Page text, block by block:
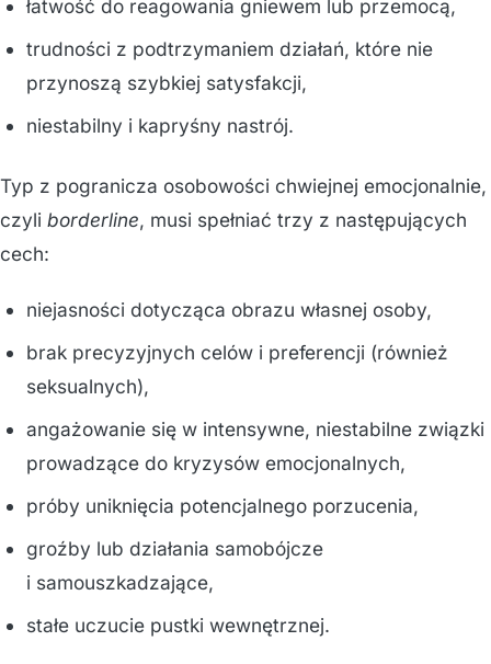
łatwość do reagowania gniewem lub przemocą,
trudności z podtrzymaniem działań, które nie
przynoszą szybkiej satysfakcji,
niestabilny i kapryśny nastrój.
Typ z pogranicza osobowości chwiejnej emocjonalnie,
czyli borderline, musi spełniać trzy z następujących
cech:
niejasności dotycząca obrazu własnej osoby,
brak precyzyjnych celów i preferencji (również
seksualnych),
angażowanie się w intensywne, niestabilne związki
prowadzące do kryzysów emocjonalnych,
próby uniknięcia potencjalnego porzucenia,
groźby lub działania samobójcze
i samouszkadzające,
stałe uczucie pustki wewnętrznej.